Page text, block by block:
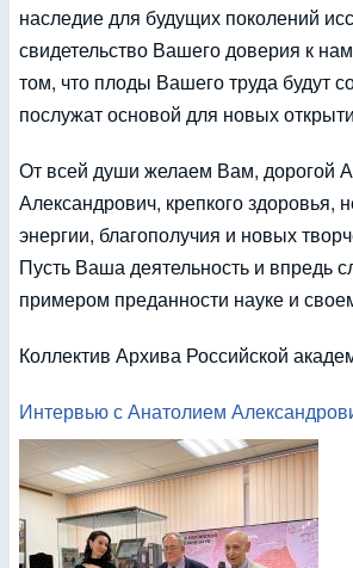
наследие для будущих поколений
свидетельство Вашего доверия к
том, что плоды Вашего труда будут
послужат основой для новых
От всей души желаем Вам, дорогой
Александрович, крепкого здоровья,
энергии, благополучия и новых
Пусть Ваша деятельность и впредь
примером преданности науке и
Коллектив Архива Российской
Интервью с Анатолием